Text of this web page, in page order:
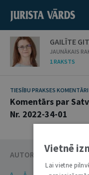
GAILĪTE
JAUNĀKAIS
1 RAKSTS
TIESĪBU PRAKSES KOMENTĀRI
Komentārs par
Nr. 2022-34-01
AUTORU KATALOGS
Vietnē
Lai vietne